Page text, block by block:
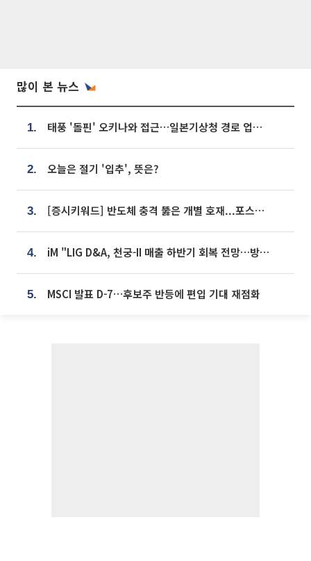
많이 본 뉴스
1. 태풍 '돌핀' 오키나와 접근…일본기상청 경로 업데이트
2. 오늘은 절기 '입추', 뜻은?
3. [증시키워드] 반도체 충격 뚫은 개별 호재...포스코퓨처엠·에코프로·한화솔루션 '눈길'
4. iM "LIG D&A, 천궁-II 매출 하반기 회복 전망…방산 톱픽 유지"
5. MSCI 발표 D-7…후보주 반등에 편입 기대 재점화